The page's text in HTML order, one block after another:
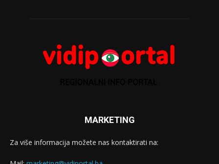
MARKETING
Za više informacija možete nas kontaktirati na: